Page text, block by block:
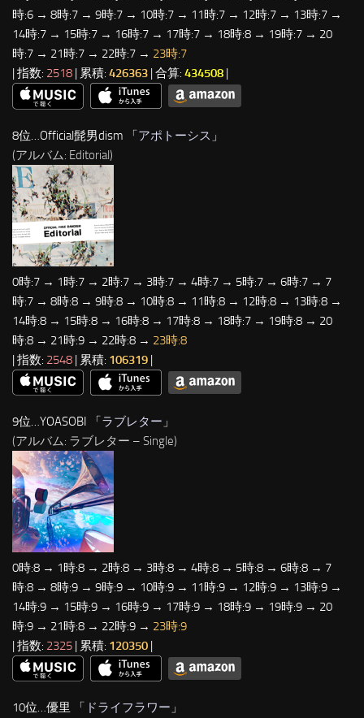
時:6 → 8時:7 → 9時:7 → 10時:7 → 11時:7 → 12時:7 → 13時:7 →
14時:7 → 15時:7 → 16時:7 → 17時:7 → 18時:8 → 19時:7 → 20
時:7 → 21時:7 → 22時:7 → 23時:7
| 指数: 2518 | 累積: 426363 | 合算: 434508
8位…Official髭男dism 「アポトーシス 」
(アルバム: Editorial)
0時:7 → 1時:7 → 2時:7 → 3時:7 → 4時:7 → 5時:7 → 6時:7 → 7
時:7 → 8時:8 → 9時:8 → 10時:8 → 11時:8 → 12時:8 → 13時:8 →
14時:8 → 15時:8 → 16時:8 → 17時:8 → 18時:7 → 19時:8 → 20
時:8 → 21時:9 → 22時:8 → 23時:8
| 指数: 2548 | 累積: 106319 |
9位…YOASOBI 「ラブレター 」
(アルバム: ラブレター – Single)
0時:8 → 1時:8 → 2時:8 → 3時:8 → 4時:8 → 5時:8 → 6時:8 → 7
時:8 → 8時:9 → 9時:9 → 10時:9 → 11時:9 → 12時:9 → 13時:9 →
14時:9 → 15時:9 → 16時:9 → 17時:9 → 18時:9 → 19時:9 → 20
時:9 → 21時:8 → 22時:9 → 23時:9
| 指数: 2325 | 累積: 120350 |
10位…優里 「 ドライフラワー 」